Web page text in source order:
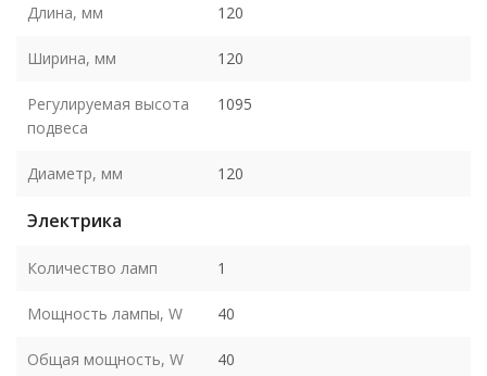
Длина, мм 120
Ширина, мм 120
Регулируемая высота
подвеса
1095
Диаметр, мм 120
Электрика
Количество ламп 1
Мощность лампы, W 40
Общая мощность, W 40